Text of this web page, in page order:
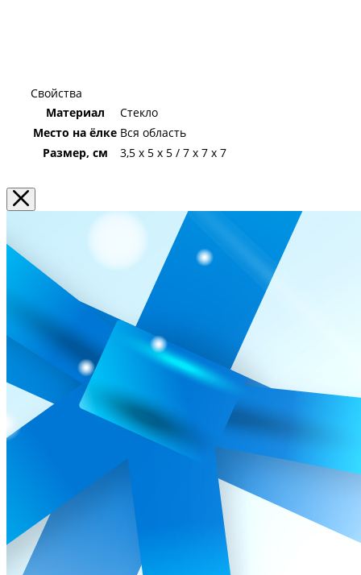
Свойства
Материал
Стекло
Место на ёлке Вся область
Размер, см
3,5 x 5 x 5 / 7 x 7 x 7